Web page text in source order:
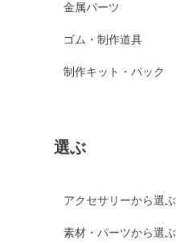
金属パーツ
ゴム・制作道具
制作キット・パック
選ぶ
アクセサリーから選ぶ
素材・パーツから選ぶ